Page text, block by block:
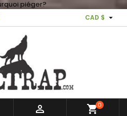
CAD $ 
 shopping_cart0